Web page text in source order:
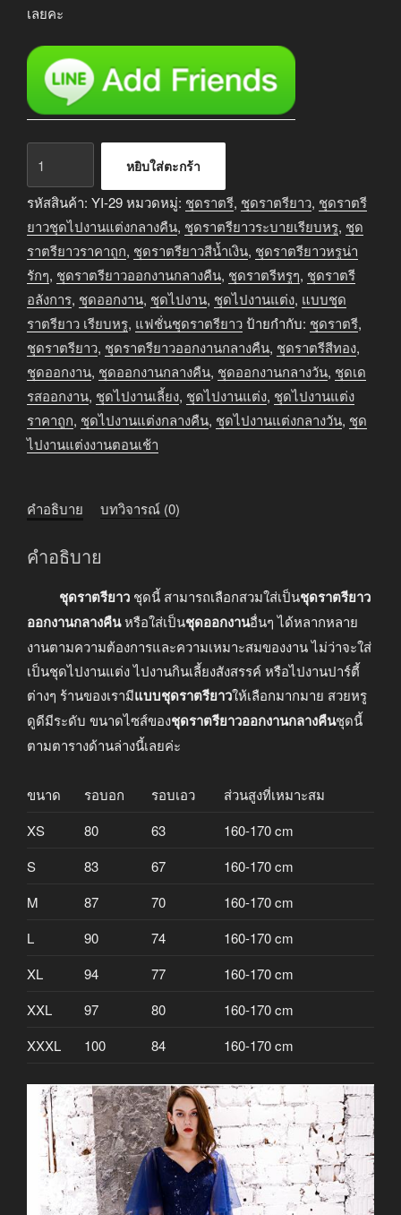
เลยคะ
ชุด
ราตรี
ยาว
ออกงาน
กลาง
คืน
สีน้ำเงิน
ชิ้น
หยิบใส่ตะกร้า
รหัสสินค้า: YI-29หมวดหมู่: ชุดราตรี, ชุดราตรียาว, ชุดราตรี
ยาวชุดไปงานแต่งกลางคืน, ชุดราตรียาวระบายเรียบหรู, ชุด
ราตรียาวราคาถูก, ชุดราตรียาวสีน้ำเงิน, ชุดราตรียาวหรูน่า
รักๆ, ชุดราตรียาวออกงานกลางคืน, ชุดราตรีหรูๆ, ชุดราตรี
อลังการ, ชุดออกงาน, ชุดไปงาน, ชุดไปงานแต่ง, แบบชุด
ราตรียาว เรียบหรู, แฟชั่นชุดราตรียาวป้ายกำกับ: ชุดราตรี,
ชุดราตรียาว, ชุดราตรียาวออกงานกลางคืน, ชุดราตรีสีทอง,
ชุดออกงาน, ชุดออกงานกลางคืน, ชุดออกงานกลางวัน, ชุดเด
รสออกงาน, ชุดไปงานเลี้ยง, ชุดไปงานแต่ง, ชุดไปงานแต่ง
ราคาถูก, ชุดไปงานแต่งกลางคืน, ชุดไปงานแต่งกลางวัน, ชุด
ไปงานแต่งงานตอนเช้า
คำอธิบาย บทวิจารณ์ (0)
คำอธิบาย
ชุดราตรียาว ชุดนี้ สามารถเลือกสวมใส่เป็นชุดราตรียาว
ออกงานกลางคืนหรือใส่เป็นชุดออกงานอื่นๆ ได้หลากหลาย
งานตามความต้องการและความเหมาะสมของงาน ไม่ว่าจะใส่
เป็นชุดไปงานแต่ง ไปงานกินเลี้ยงสังสรรค์ หรือไปงานปาร์ตี้
ต่างๆ ร้านของเรามีแบบชุดราตรียาวให้เลือกมากมาย สวยหรู
ดูดีมีระดับ ขนาดไซส์ของชุดราตรียาวออกงานกลางคืนชุดนี้
ตามตารางด้านล่างนี้เลยค่ะ
ขนาด รอบอก รอบเอว
ส่วนสูงที่เหมาะสม
XS
80 63
160-170 cm
S
83 67
160-170 cm
M
87 70
160-170 cm
L
90 74
160-170 cm
XL
94 77
160-170 cm
XXL
97 80
160-170 cm
XXXL
100 84 160-170 cm